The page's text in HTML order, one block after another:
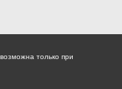
только при